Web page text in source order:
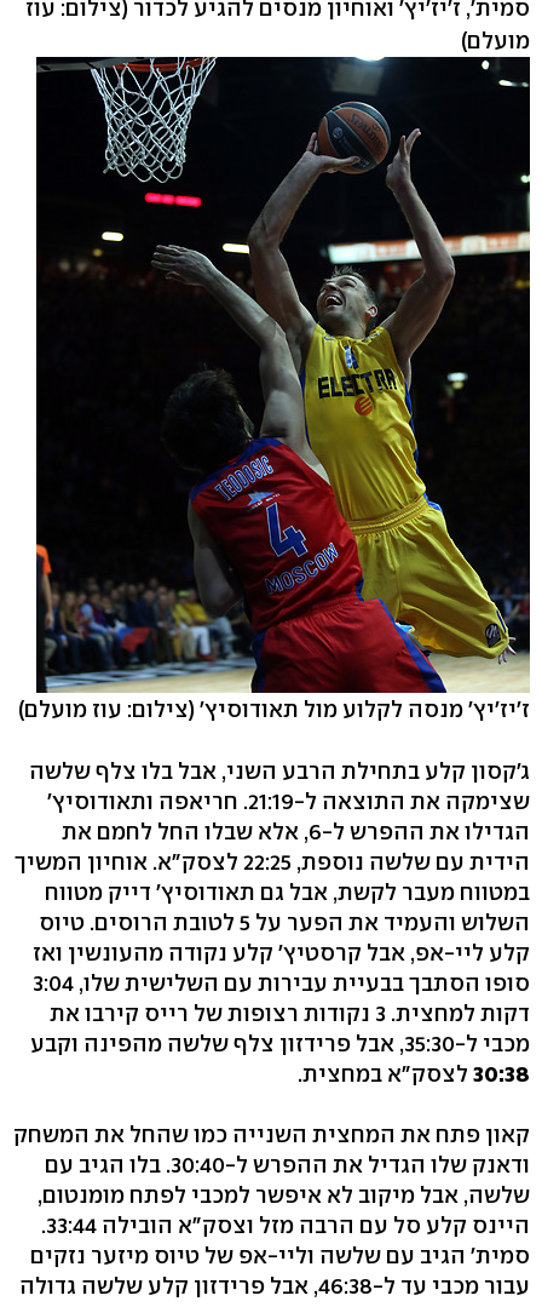
סמית', ז'יז'יץ' ואוחיון מנסים להגיע לכדור (צילום: עוז
מועלם)
ז'יז'יץ' מנסה לקלוע מול תאודוסיץ' (צילום: עוז מועלם)
ג'קסון קלע בתחילת הרבע השני, אבל בלו צלף שלשה
שצימקה את התוצאה ל-21:19. חריאפה ותאודוסיץ'
הגדילו את ההפרש ל-6, אלא שבלו החל לחמם את
הידית עם שלשה נוספת, 22:25 לצסק"א. אוחיון המשיך
במטווח מעבר לקשת, אבל גם תאודוסיץ' דייק מטווח
השלוש והעמיד את הפער על 5 לטובת הרוסים. טיוס
קלע ליי-אפ, אבל קרסטיץ' קלע נקודה מהעונשין ואז
סופו הסתבך בבעיית עבירות עם השלישית שלו, 3:04
דקות למחצית. 3 נקודות רצופות של רייס קירבו את
מכבי ל-35:30, אבל פרידזון צלף שלשה מהפינה וקבע
30:38 לצסק"א במחצית.
קאון פתח את המחצית השנייה כמו שהחל את המשחק
ודאנק שלו הגדיל את ההפרש ל-30:40. בלו הגיב עם
שלשה, אבל מיקוב לא איפשר למכבי לפתח מומנטום,
היינס קלע סל עם הרבה מזל וצסק"א הובילה 33:44.
סמית' הגיב עם שלשה וליי-אפ של טיוס מיזער נזקים
עבור מכבי עד ל-46:38, אבל פרידזון קלע שלשה גדולה